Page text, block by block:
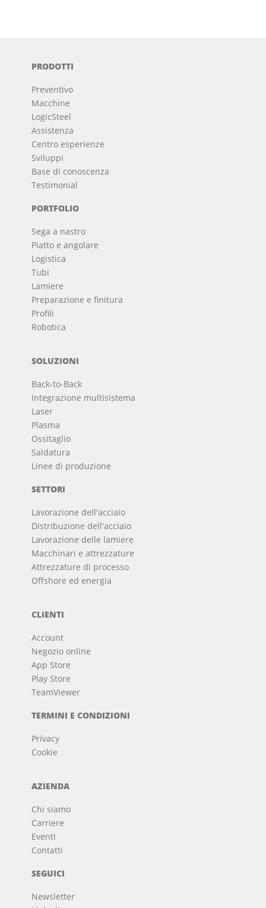
PRODOTTI
Preventivo
Macchine
LogicSteel
Assistenza
Centro esperienze
Sviluppi
Base di conoscenza
Testimonial
PORTFOLIO
Sega a nastro
Piatto e angolare
Logistica
Tubi
Lamiere
Preparazione e finitura
Profili
Robotica
SOLUZIONI
Back-to-Back
Integrazione multisistema
Laser
Plasma
Ossitaglio
Saldatura
Linee di produzione
SETTORI
Lavorazione dell'acciaio
Distribuzione dell'acciaio
Lavorazione delle lamiere
Macchinari e attrezzature
Attrezzature di processo
Offshore ed energia
CLIENTI
Account
Negozio online
App Store
Play Store
TeamViewer
TERMINI E CONDIZIONI
Privacy
Cookie
AZIENDA
Chi siamo
Carriere
Eventi
Contatti
SEGUICI
Newsletter